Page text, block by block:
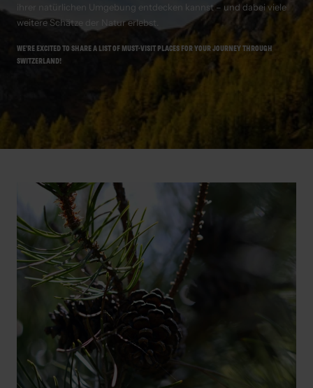
ihrer natürlichen Umgebung entdecken kannst – und dabei viele
weitere Schätze der Natur erlebst.
WE'RE EXCITED TO SHARE A LIST OF MUST-VISIT PLACES FOR YOUR JOURNEY THROUGH
SWITZERLAND!